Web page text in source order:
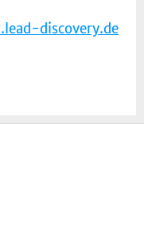
discovery.de